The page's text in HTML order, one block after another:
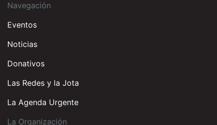
Navegación
Eventos
Noticias
Donativos
Las Redes y la Jota
La Agenda Urgente
La Organización